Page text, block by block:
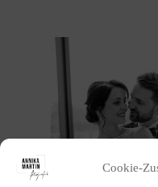
Cookie-